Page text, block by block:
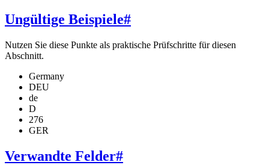
Ungültige Beispiele#
Nutzen Sie diese Punkte als praktische Prüfschritte für diesen
Abschnitt.
Germany
DEU
de
D
276
GER
Verwandte Felder#